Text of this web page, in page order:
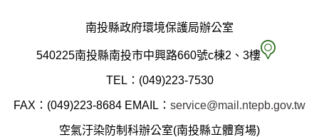
南投縣政府環境保護局辦公室
540225南投縣南投市中興路660號c棟2、3樓 南
縣
TEL：(049)223-7530
FAX：(049)223-8684 EMAIL： service@mail.ntepb.gov.tw
空氣汙染防制科辦公室(南投縣立體育場)